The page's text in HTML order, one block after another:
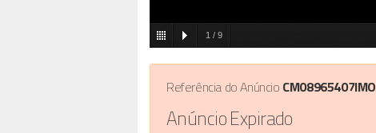
1 /9
Referência do Anúncio CM08965407IMO
Anúncio Expirado